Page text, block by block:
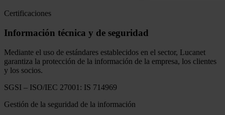
Certificaciones
Información técnica y de seguridad
Mediante el uso de estándares establecidos en el sector, Lucanet
garantiza la protección de la información de la empresa, los clientes
y los socios.
SGSI – ISO/IEC 27001: IS 714969
Gestión de la seguridad de la información